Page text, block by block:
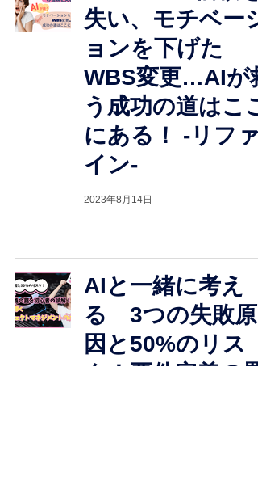
失い、モチベーシ
ョンを下げた
WBS変更…AIが
う成功の道はここ
にある！ -リファ
イン-
2023年8月14日
AIと一緒に考え
る 3つの失敗原
因と50%のリス
ク！要件定義の罠